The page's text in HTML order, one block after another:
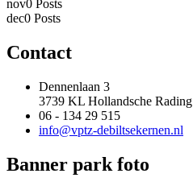
nov0 Posts
dec0 Posts
Contact
Dennenlaan 3
3739 KL Hollandsche Rading
06 - 134 29 515
info@vptz-debiltsekernen.nl
Banner park foto